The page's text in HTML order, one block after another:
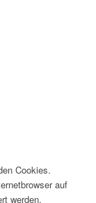
Cookies.
auf
werden.